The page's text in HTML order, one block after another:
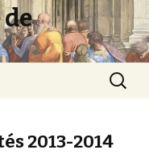
2013-2014